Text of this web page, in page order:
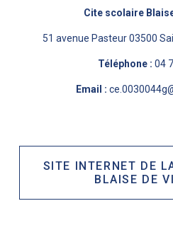
Cite scolaire
51 avenue Pasteur 03500
Téléphone : 04
Email :
SITE INTERNET DE
BLAISE DE